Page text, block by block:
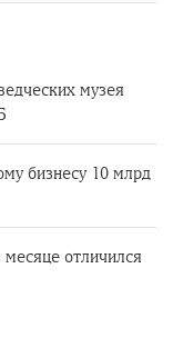
музея
бизнесу 10 млрд
отличился